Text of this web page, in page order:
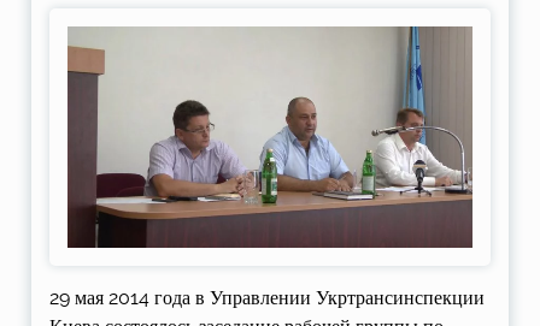
29 мая 2014 года в Управлении Укртрансинспекции